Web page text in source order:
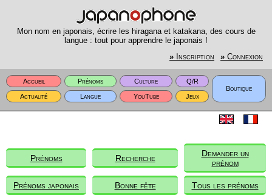
Mon nom en japonais, écrire les hiragana et katakana, des cours de
langue : tout pour apprendre le japonais !
» Inscription » Connexion
Accueil Prénoms Culture
Q/R
Boutique
Actualité
Langue YouTube Jeux
Prénoms Recherche
Demander un
prénom
Prénoms japonais Bonne fête Tous les prénoms